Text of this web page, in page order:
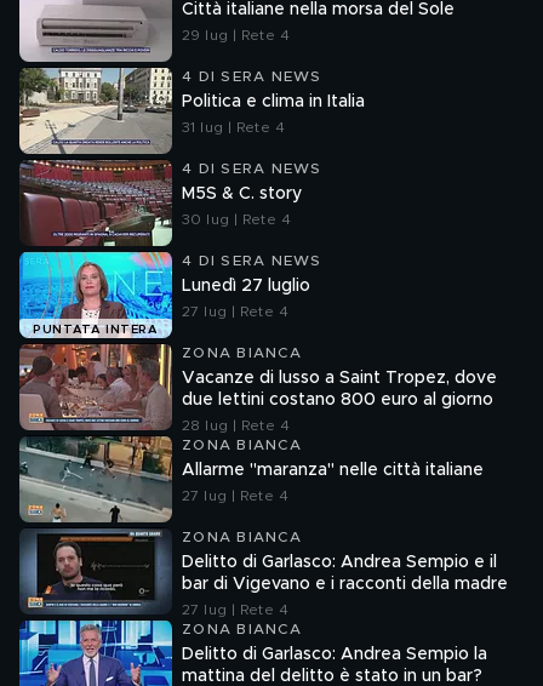
Città italiane nella morsa del Sole
29 lug | Rete 4
4 DI SERA NEWS
Politica e clima in Italia
31 lug | Rete 4
4 DI SERA NEWS
M5S & C. story
30 lug | Rete 4
PUNTATA INTERA
4 DI SERA NEWS
Lunedì 27 luglio
27 lug | Rete 4
ZONA BIANCA
Vacanze di lusso a Saint Tropez, dove
due lettini costano 800 euro al giorno
28 lug | Rete 4
ZONA BIANCA
Allarme "maranza" nelle città italiane
27 lug | Rete 4
ZONA BIANCA
Delitto di Garlasco: Andrea Sempio e il
bar di Vigevano e i racconti della madre
27 lug | Rete 4
ZONA BIANCA
Delitto di Garlasco: Andrea Sempio la
mattina del delitto è stato in un bar?